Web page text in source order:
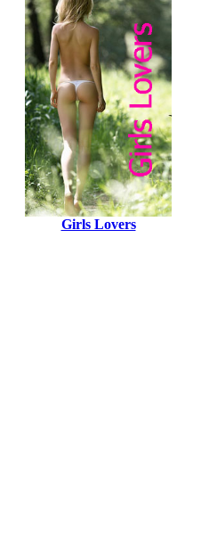
Girls Lovers